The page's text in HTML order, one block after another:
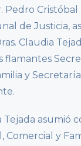
Pedro Cristóbal
de Justicia,
Claudia
flamantes
y
Tejada asumió
Comercial y